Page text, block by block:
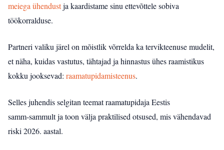
meiega ühendustja kaardistame sinu ettevõttele sobiva
töökorralduse.
Partneri valiku järel on mõistlik võrrelda ka tervikteenuse mudelit,
et näha, kuidas vastutus, tähtajad ja hinnastus ühes raamistikus
kokku jooksevad: raamatupidamisteenus.
Selles juhendis selgitan teemat raamatupidaja Eestis
samm‑sammult ja toon välja praktilised otsused, mis vähendavad
riski 2026. aastal.